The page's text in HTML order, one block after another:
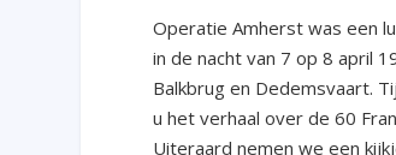
Operatie Amherst was een
in de nacht van 7 op 8 april
Balkbrug en Dedemsvaart.
u het verhaal over de 60
Uiteraard nemen we een